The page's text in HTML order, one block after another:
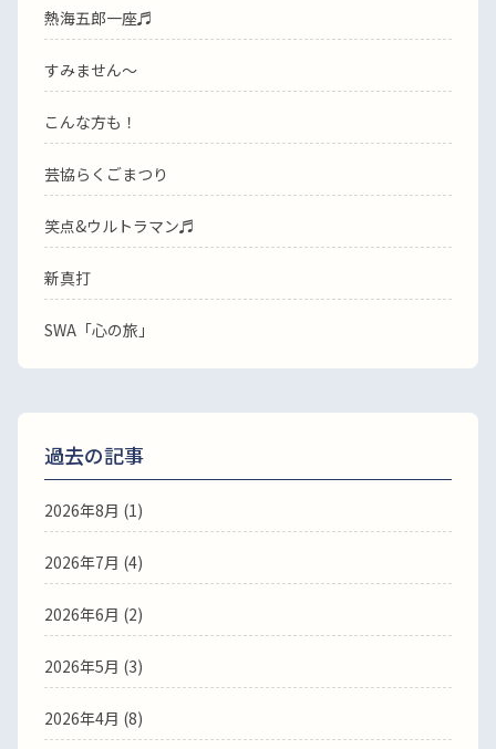
熱海五郎一座♬
すみません〜
こんな方も！
芸協らくごまつり
笑点&ウルトラマン♬
新真打
SWA「心の旅」
過去の記事
2026年8月 (1)
2026年7月 (4)
2026年6月 (2)
2026年5月 (3)
2026年4月 (8)